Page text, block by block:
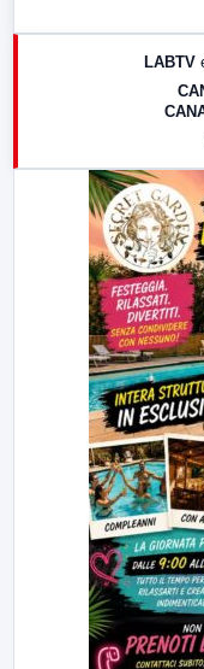
LABTV